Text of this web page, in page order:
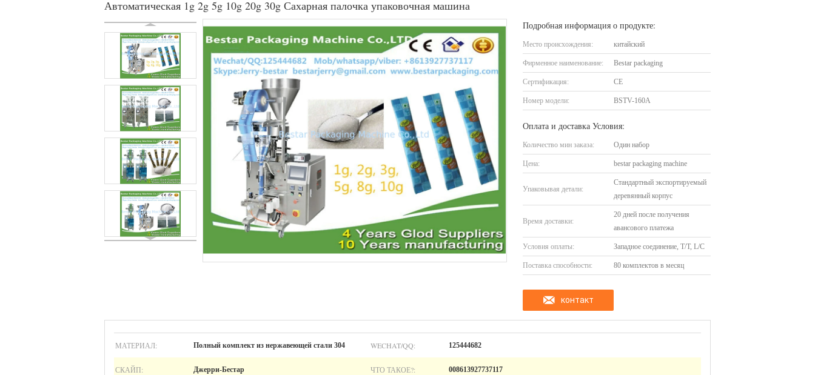
Автоматическая 1g 2g 5g 10g 20g 30g Сахарная палочка упаковочная машина
Подробная информация о продукте:
Место происхождения: китайский
Фирменное наименование: Bestar packaging
Сертификация: CE
Номер модели: BSTV-160A
Оплата и доставка Условия:
Количество мин заказа: Один набор
Цена: bestar packaging machine
Упаковывая детали:
Стандартный экспортируемый
деревянный корпус
Время доставки:
20 дней после получения
авансового платежа
Условия оплаты: Западное соединение, T/T, L/C
Поставка способности: 80 комплектов в месяц
контакт
МАТЕРИАЛ: Полный комплект из нержавеющей стали 304 WECHAT/QQ: 125444682
СКАЙП: Джерри-Бестар ЧТО ТАКОЕ?: 008613927737117